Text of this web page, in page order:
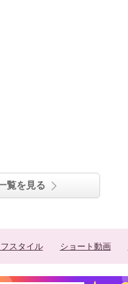
覧を見る
スタイル ショート動画